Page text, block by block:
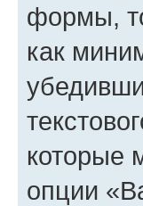
формы,
как
которые
опции